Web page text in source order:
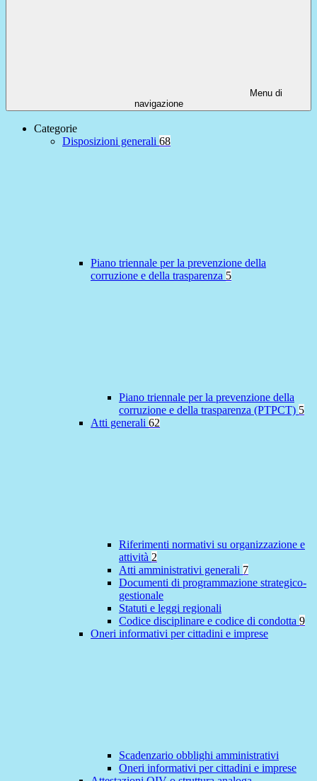
Menu di
navigazione
Categorie
Disposizioni generali 68
Piano triennale per la prevenzione della
corruzione e della trasparenza 5
Piano triennale per la prevenzione della
corruzione e della trasparenza (PTPCT) 5
Atti generali 62
Riferimenti normativi su organizzazione e
attività 2
Atti amministrativi generali 7
Documenti di programmazione strategico-
gestionale
Statuti e leggi regionali
Codice disciplinare e codice di condotta 9
Oneri informativi per cittadini e imprese
Scadenzario obblighi amministrativi
Oneri informativi per cittadini e imprese